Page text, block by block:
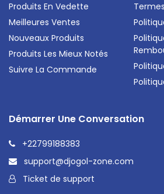
Produits En Vedette
Meilleures Ventes
Nouveaux Produits
Produits Les Mieux Notés
Suivre La Commande
Démarrer Une Conversation
+22799188383
support@djogol-zone.com
Ticket de support